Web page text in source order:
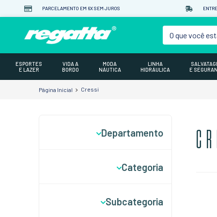
PARCELAMENTO EM 6X SEM JUROS
O que você
ESPORTES
E LAZER
VIDA A
BORDO
MODA
NÁUTICA
LINHA
HIDRÁULICA
E
Cressi
Departamento
Categoria
Subcategoria